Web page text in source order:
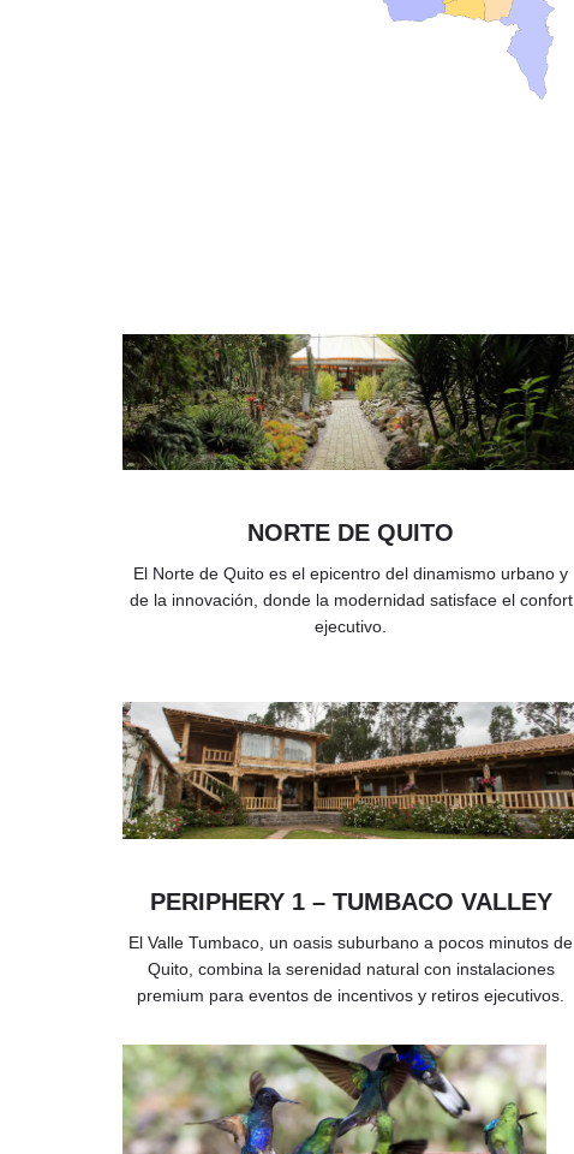
NORTE DE QUITO
El Norte de Quito es el epicentro del dinamismo urbano y
de la innovación, donde la modernidad satisface el confort
ejecutivo.
PERIPHERY 1 – TUMBACO VALLEY
El Valle Tumbaco, un oasis suburbano a pocos minutos de
Quito, combina la serenidad natural con instalaciones
premium para eventos de incentivos y retiros ejecutivos.